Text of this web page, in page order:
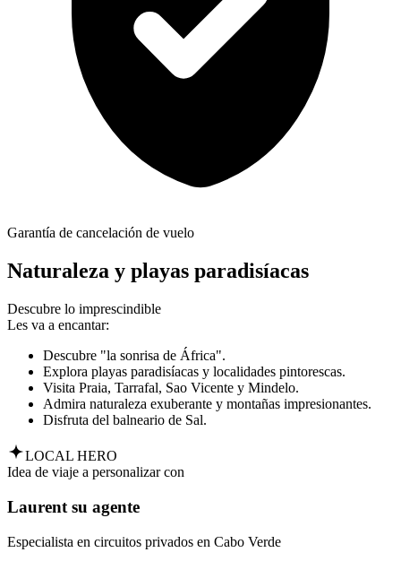
Garantía de cancelación de vuelo
Naturaleza y playas paradisíacas
Descubre lo imprescindible
Les va a encantar:
Descubre "la sonrisa de África".
Explora playas paradisíacas y localidades pintorescas.
Visita Praia, Tarrafal, Sao Vicente y Mindelo.
Admira naturaleza exuberante y montañas impresionantes.
Disfruta del balneario de Sal.
LOCAL HERO
Idea de viaje a personalizar con
Laurent su agente
Especialista en circuitos privados en Cabo Verde